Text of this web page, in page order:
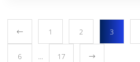
1 2 3
6 … 17